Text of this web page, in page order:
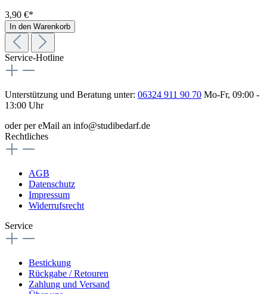
3,90 €*
In den Warenkorb
Service-Hotline
Unterstützung und Beratung unter: 06324 911 90 70 Mo-Fr, 09:00 -
13:00 Uhr
oder per eMail an info@studibedarf.de
Rechtliches
AGB
Datenschutz
Impressum
Widerrufsrecht
Service
Bestickung
Rückgabe / Retouren
Zahlung und Versand